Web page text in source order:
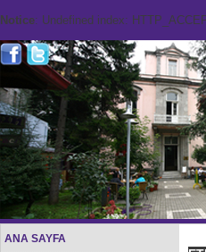
Notice: Undefined index:
ANA SAYFA